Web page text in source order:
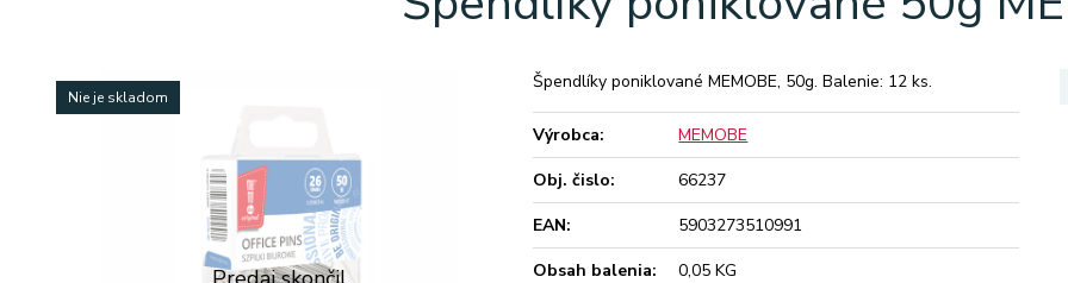
Nie je skladom
Špendlíky poniklované MEMOBE, 50g. Balenie: 12 ks.
Výrobca:
MEMOBE
Obj. čislo:
66237
EAN:
5903273510991
Obsah balenia:
0,05 KG